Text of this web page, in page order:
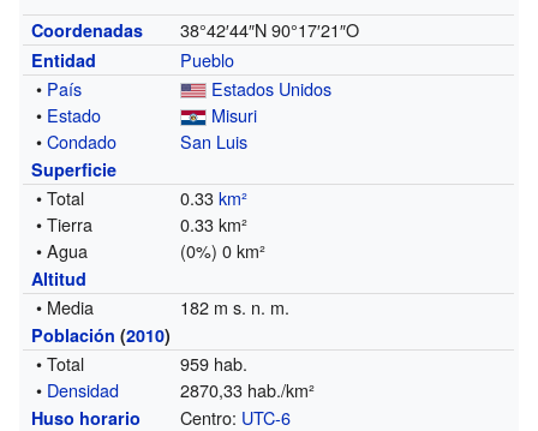
Coordenadas 38°42′44″N 90°17′21″O
Entidad
Pueblo
• País
Estados Unidos
• Estado
Misuri
•Condado San Luis
Superficie
• Total 0.33km²
• Tierra
0.33 km²
• Agua
(0%) 0 km²
Altitud
• Media 182 m s. n. m.
Población (2010)
• Total
959 hab.
• Densidad 2870,33 hab./km²
Huso horario Centro: UTC-6